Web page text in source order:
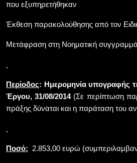
που εξυπηρετήθηκαν
Έκθεση παρακολούθησης από τον
Μετάφραση στη Νοηματική
Περίοδος: Ημερομηνία υπογραφής
Έργου, 31/08/2014(Σε περίπτωση
πράξης δύναται και η παράταση του
Ποσό: 2.853,00 ευρώ